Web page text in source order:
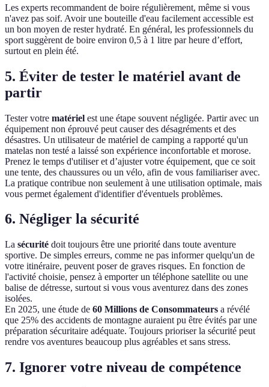
Les experts recommandent de boire régulièrement, même si vous
n'avez pas soif. Avoir une bouteille d'eau facilement accessible est
un bon moyen de rester hydraté. En général, les professionnels du
sport suggèrent de boire environ 0,5 à 1 litre par heure d’effort,
surtout en plein été.
5. Éviter de tester le matériel avant de
partir
Tester votre matériel est une étape souvent négligée. Partir avec un
équipement non éprouvé peut causer des désagréments et des
désastres. Un utilisateur de matériel de camping a rapporté qu'un
matelas non testé a laissé son expérience inconfortable et morose.
Prenez le temps d'utiliser et d’ajuster votre équipement, que ce soit
une tente, des chaussures ou un vélo, afin de vous familiariser avec.
La pratique contribue non seulement à une utilisation optimale, mais
vous permet également d'identifier d'éventuels problèmes.
6. Négliger la sécurité
La sécurité doit toujours être une priorité dans toute aventure
sportive. De simples erreurs, comme ne pas informer quelqu'un de
votre itinéraire, peuvent poser de graves risques. En fonction de
l'activité choisie, pensez à emporter un téléphone satellite ou une
balise de détresse, surtout si vous vous aventurez dans des zones
isolées.
En 2025, une étude de 60 Millions de Consommateurs a révélé
que 25% des accidents de montagne auraient pu être évités par une
préparation sécuritaire adéquate. Toujours prioriser la sécurité peut
rendre vos aventures beaucoup plus agréables et sans stress.
7. Ignorer votre niveau de compétence